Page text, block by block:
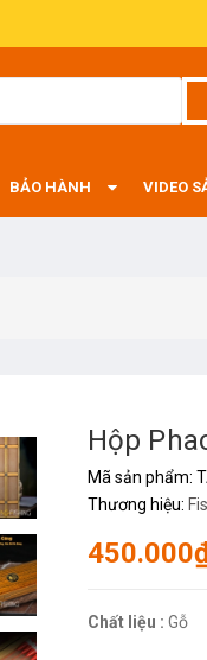
BẢO HÀNH VIDEO
Hộp
Mã sản phẩm:
Thương hiệu:
Chất liệu : Gỗ